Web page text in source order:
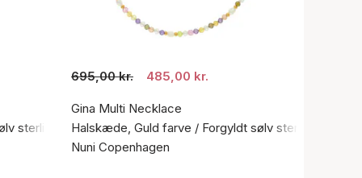
sterling 925
695,00 kr. 485,00 kr.
Gina Multi Necklace
Halskæde, Guld farve / Forgyldt sølv sterling 925
Nuni Copenhagen